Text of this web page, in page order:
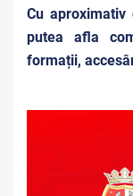
Cu
putea afla
formații,